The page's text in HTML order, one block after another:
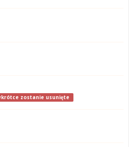
zostanie usunięte